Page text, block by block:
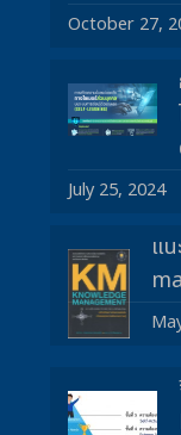
October 27,
July 25, 2024
แ